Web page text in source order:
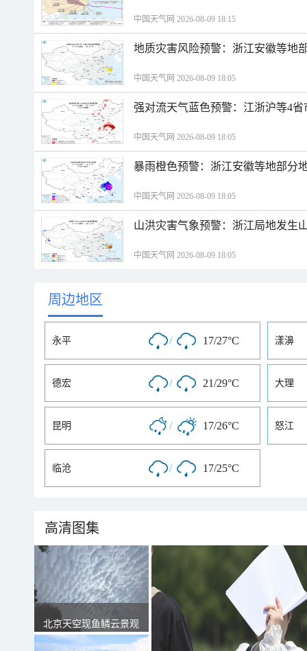
中国天气网 2026-08-09 18:15
地质灾害风险预警：浙江安徽等地
中国天气网 2026-08-09 18:05
强对流天气蓝色预警：江浙沪等4
中国天气网 2026-08-09 18:05
暴雨橙色预警：浙江安徽等地部分
中国天气网 2026-08-09 18:05
山洪灾害气象预警：浙江局地发生
中国天气网 2026-08-09 18:05
周边地区
永平 / 17/27°C 漾濞
德宏 / 21/29°C 大理
昆明 / 17/26°C 怒江
临沧 / 17/25°C
高清图集
北京天空现鱼鳞云景观